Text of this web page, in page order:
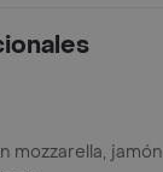
mozzarella, jamón